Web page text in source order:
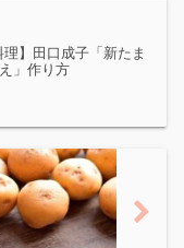
】田口成子「新たま
」作り方